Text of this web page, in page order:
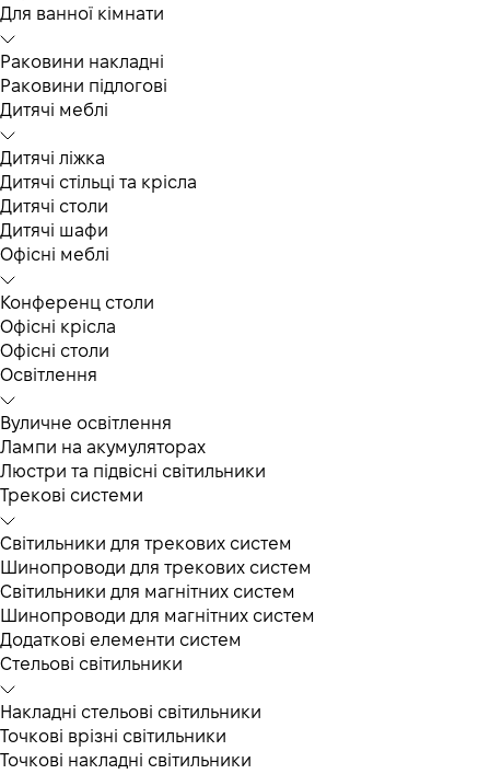
Для ванної кімнати
Раковини накладні
Раковини підлогові
Дитячі меблі
Дитячі ліжка
Дитячі стільці та крісла
Дитячі столи
Дитячі шафи
Офісні меблі
Конференц столи
Офісні крісла
Офісні столи
Освітлення
Вуличне освітлення
Лампи на акумуляторах
Люстри та підвісні світильники
Трекові системи
Світильники для трекових систем
Шинопроводи для трекових систем
Світильники для магнітних систем
Шинопроводи для магнітних систем
Додаткові елементи систем
Cтельові світильники
Накладні стельові світильники
Точкові врізні світильники
Точкові накладні світильники